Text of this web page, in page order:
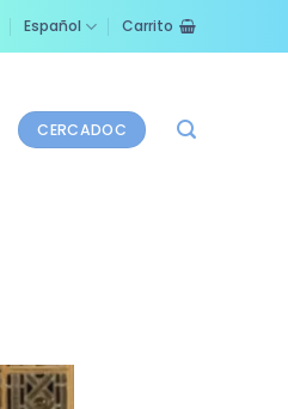
Español Carrito
CERCADOC